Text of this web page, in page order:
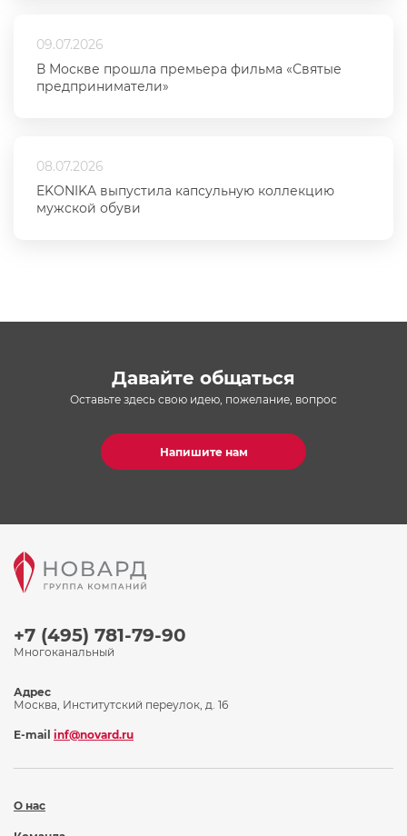
09.07.2026
В Москве прошла премьера фильма «Святые
предприниматели»
08.07.2026
EKONIKA выпустила капсульную коллекцию
мужской обуви
Давайте общаться
Оставьте здесь свою идею, пожелание, вопрос
Напишите нам
+7 (495) 781-79-90
Многоканальный
О нас
Адрес
Москва, Институтский переулок, д. 16
E-mail inf@novard.ru